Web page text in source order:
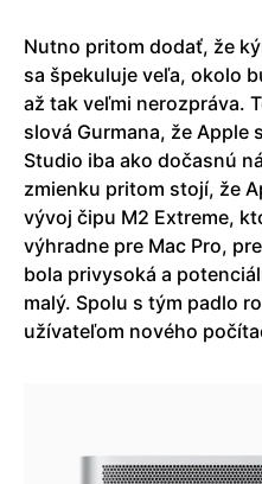
Nutno pritom dodať, že
sa špekuluje veľa, okolo
až tak veľmi nerozpráva.
slová Gurmana, že
Studio iba ako dočasnú
zmienku pritom stojí, že
vývoj čipu M2 Extreme,
výhradne pre Mac Pro,
bola privysoká a
malý. Spolu s tým padlo
užívateľom nového